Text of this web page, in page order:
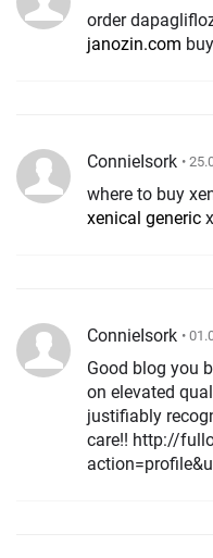
order
janozin.com
ConnieIsork •
where to buy
xenical generic
ConnieIsork •
Good blog you
on elevated
justifiably
care!! http://